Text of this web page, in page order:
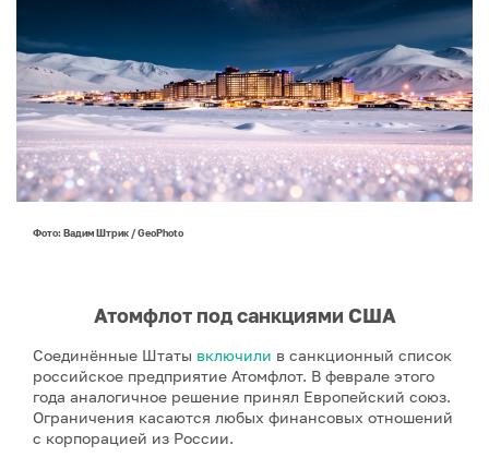
Фото: Вадим Штрик / GeoPhoto
Атомфлот под санкциями США
Соединённые Штаты включили в санкционный список
российское предприятие Атомфлот. В феврале этого
года аналогичное решение принял Европейский союз.
Ограничения касаются любых финансовых отношений
с корпорацией из России.